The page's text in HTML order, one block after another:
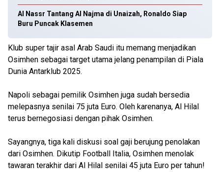
Al Nassr Tantang Al Najma di Unaizah, Ronaldo Siap
Buru Puncak Klasemen
Klub super tajir asal Arab Saudi itu memang menjadikan
Osimhen sebagai target utama jelang penampilan di Piala
Dunia Antarklub 2025.
Napoli sebagai pemilik Osimhen juga sudah bersedia
melepasnya senilai 75 juta Euro. Oleh karenanya, Al Hilal
terus bernegosiasi dengan pihak Osimhen.
Sayangnya, tiga kali diskusi soal gaji berujung penolakan
dari Osimhen. Dikutip Football Italia, Osimhen menolak
tawaran terakhir dari Al Hilal senilai 45 juta Euro per tahun!